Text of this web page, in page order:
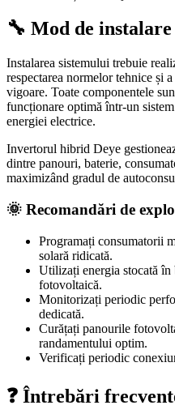
🔧 Mod de
Instalarea sistemului trebuie
respectarea normelor tehnice și
vigoare. Toate componentele
funcționare optimă într-un
energiei electrice.
Invertorul hibrid Deye
dintre panouri, baterie,
maximizând gradul de
🌞 Recomandări de
Programați consumatorii
solară ridicată.
Utilizați energia stocată
fotovoltaică.
Monitorizați periodic
dedicată.
Curățați panourile
randamentului optim.
Verificați periodic
❓ Întrebări